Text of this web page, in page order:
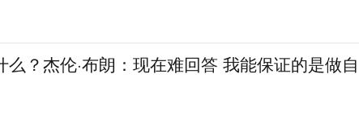
？杰伦·布朗：现在难回答 我能保证的是做自